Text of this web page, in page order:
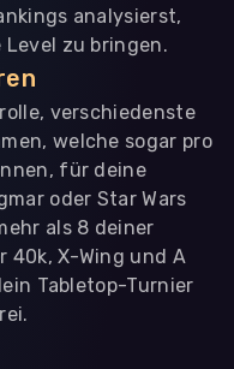
analysierst,
zu bringen.
verschiedenste
welche sogar pro
für deine
oder Star Wars
als 8 deiner
40k, X-Wing und A
Tabletop-Turnier